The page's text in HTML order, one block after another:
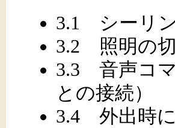
3.1 シーリ
3.2 照明の
3.3 音声コ
との接続）
3.4 外出時